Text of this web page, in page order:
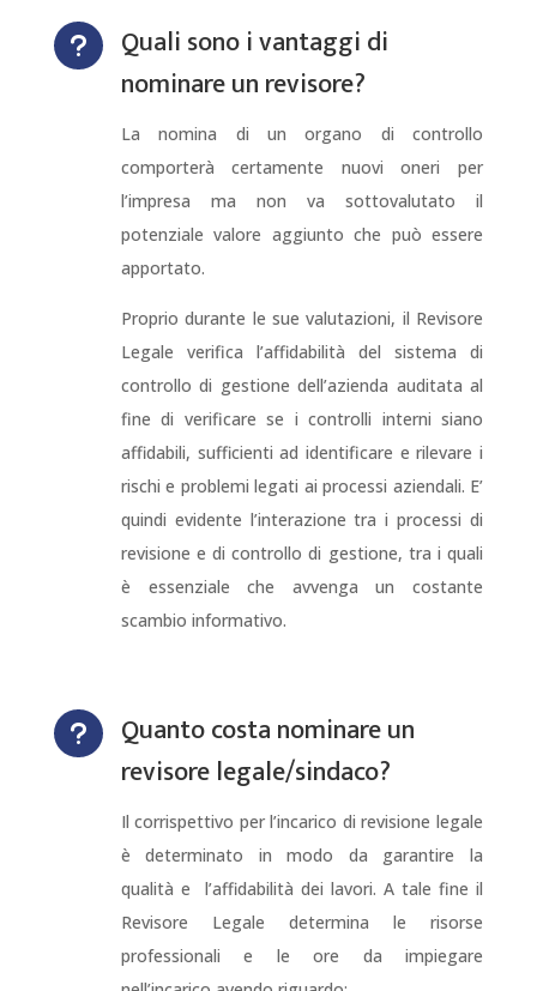
u
Quali sono i vantaggi di
nominare un revisore?
La nomina di un organo di controllo
comporterà certamente nuovi oneri per
l’impresa ma non va sottovalutato il
potenziale valore aggiunto che può essere
apportato.
Proprio durante le sue valutazioni, il Revisore
Legale verifica l’affidabilità del sistema di
controllo di gestione dell’azienda auditata al
fine di verificare se i controlli interni siano
affidabili, sufficienti ad identificare e rilevare i
rischi e problemi legati ai processi aziendali. E’
quindi evidente l’interazione tra i processi di
revisione e di controllo di gestione, tra i quali
è essenziale che avvenga un costante
scambio informativo.
u
Quanto costa nominare un
revisore legale/sindaco?
Il corrispettivo per l’incarico di revisione legale
è determinato in modo da garantire la
qualità e l’affidabilità dei lavori. A tale fine il
Revisore Legale determina le risorse
professionali e le ore da impiegare